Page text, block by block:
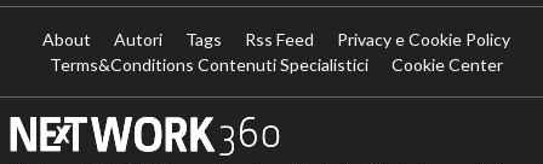
About Autori Tags Rss Feed
Privacy e Cookie Policy
Terms&Conditions Contenuti Specialistici
Cookie Center